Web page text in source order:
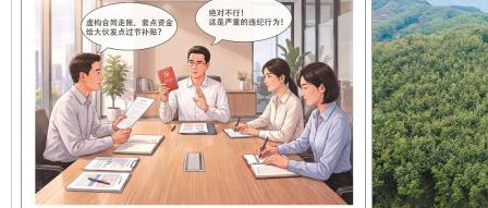
揭开“小金库”的免责幌子